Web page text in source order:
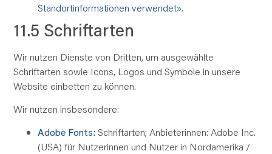
Standortinformationen verwendet».
11.5 Schriftarten
Wir nutzen Dienste von Dritten, um ausgewählte
Schriftarten sowie Icons, Logos und Symbole in unsere
Website einbetten zu können.
Wir nutzen insbesondere:
Adobe Fonts:Schriftarten; Anbieterinnen: Adobe Inc.
(USA) für Nutzerinnen und Nutzer in Nordamerika /